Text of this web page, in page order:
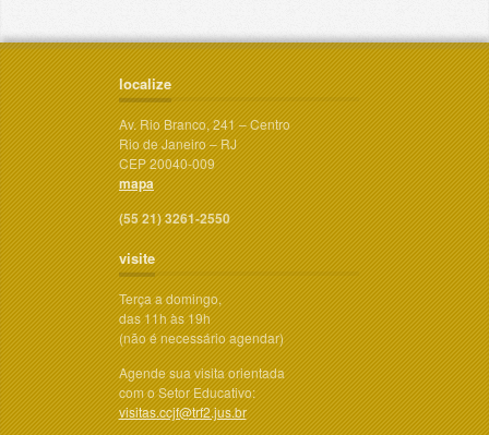
localize
Av. Rio Branco, 241 – Centro
Rio de Janeiro – RJ
CEP 20040-009
mapa
(55 21) 3261-2550
visite
Terça a domingo,
das 11h às 19h
(não é necessário agendar)
Agende sua visita orientada
com o Setor Educativo:
visitas.ccjf@trf2.jus.br